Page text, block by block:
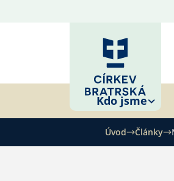
Kdo jsme
Úvod Články